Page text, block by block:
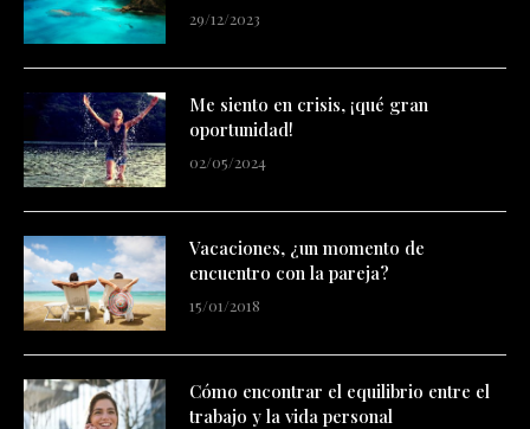
29/12/2023
Me siento en crisis, ¡qué gran
oportunidad!
02/05/2024
Vacaciones, ¿un momento de
encuentro con la pareja?
15/01/2018
Cómo encontrar el equilibrio entre el
trabajo y la vida personal